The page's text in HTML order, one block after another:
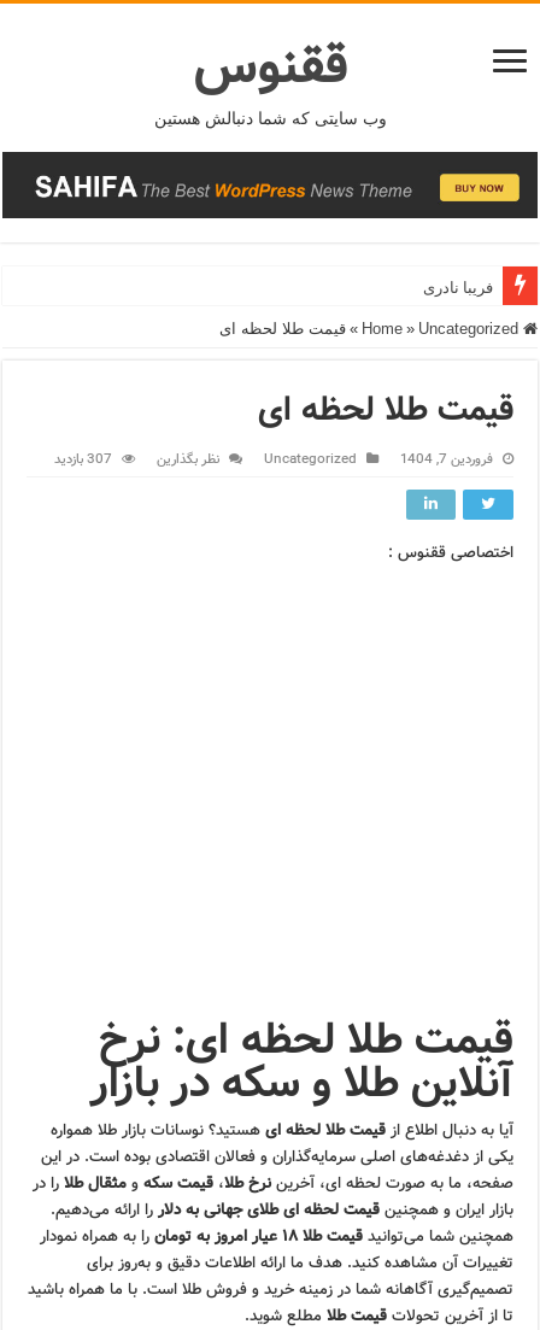
ققنوس
وب سایتی که شما دنبالش هستین
فریبا نادری
» Uncategorized
» قیمت طلا لحظه ای
قیمت طلا لحظه ای
فروردین 7, 1404 Uncategorized نظر بگذارین 307 بازدید
اختصاصی ققنوس :
قیمت طلا لحظه ای: نرخ
آنلاین طلا و سکه در بازار
آیا به دنبال اطلاع ازقیمت طلا لحظه ایهستید؟ نوسانات بازار طلا همواره
یکی از دغدغه‌های اصلی سرمایه‌گذاران و فعالان اقتصادی بوده است. در این
صفحه، ما به صورت لحظه ای، آخریننرخ طلا،قیمت سکهومثقال طلارا در
بازار ایران و همچنینقیمت لحظه ای طلای جهانی به دلاررا ارائه می‌دهیم.
همچنین شما می‌توانیدقیمت طلا ۱۸ عیار امروز به تومان
را به همراه نمودار
تغییرات آن مشاهده کنید. هدف ما ارائه اطلاعات دقیق و به‌روز برای
تصمیم‌گیری آگاهانه شما در زمینه خرید و فروش طلا است. با ما همراه باشید
تا از آخرین تحولاتقیمت طلا مطلع شوید.